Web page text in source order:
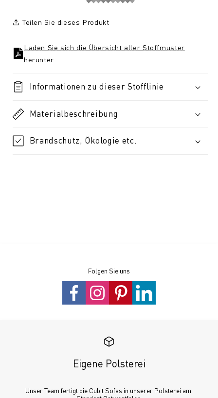
Teilen Sie dieses Produkt
Laden Sie sich die Übersicht aller Stoffmuster
herunter
Informationen zu dieser Stofflinie
Materialbeschreibung
Brandschutz, Ökologie etc.
Folgen Sie uns
Eigene Polsterei
Unser Team fertigt die Cubit Sofas in unserer Polsterei am